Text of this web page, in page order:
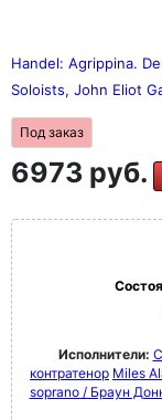
Handel: Agrippina.
Soloists, John Eliot
Под заказ
6973 руб.
Исполнители:
контратенор Miles
soprano / Браун